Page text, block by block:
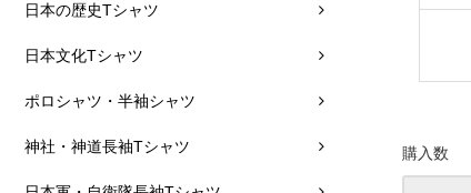
日本の歴史Tシャツ
日本文化Tシャツ
ポロシャツ・半袖シャツ
神社・神道長袖Tシャツ 購入数